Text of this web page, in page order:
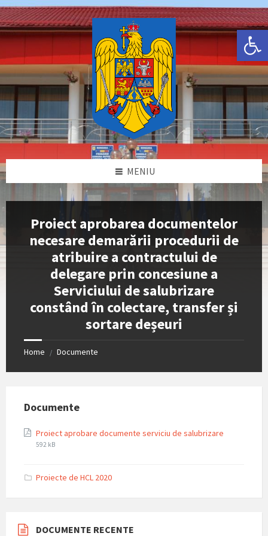
Deschide bara de unelte
Skip
to
content
Skip
to
left
sidebar
Skip
to
right
sidebar
Skip
to
footer
MENIU
Proiect aprobarea documentelor
necesare demarării procedurii de
atribuire a contractului de
delegare prin concesiune a
Serviciului de salubrizare
constând în colectare, transfer și
sortare deșeuri
Home / Documente
Documente
Proiect aprobare documente serviciu de salubrizare
592 kB
Proiecte de HCL 2020
DOCUMENTE RECENTE